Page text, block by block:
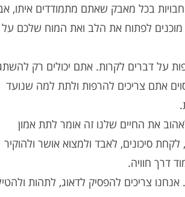
בכל מאבק שאתם מתמודדים איתו,
מוכנים לפתוח את הלב ואת המוח שלכם על
על דברים לקרות. אתם יכולים רק
אתם צריכים להרפות ולתת למה שנועד
את החיים שלנו זה אומר לתת אמון
לקחת סיכונים, לאבד ולמצוא אושר ולהוקיר
דרך חוויה.
צריכים להפסיק לדאוג, לתהות